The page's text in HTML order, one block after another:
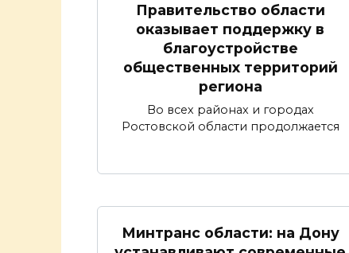
Правительство области
оказывает поддержку в
благоустройстве
общественных территорий
региона
Во всех районах и городах
Ростовской области продолжается
Минтранс области: на Дону